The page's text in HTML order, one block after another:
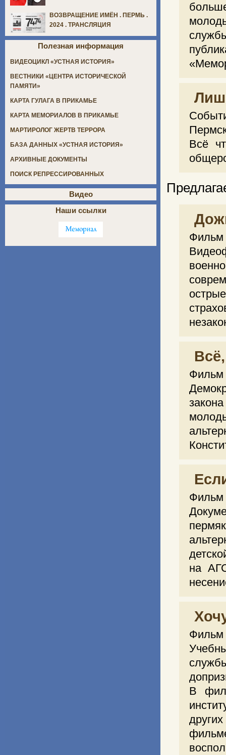
Всё
Фильм
Фильм
Фильм
на
Фильм
В
ВОЗВРАЩЕНИЕ ИМЁН . ПЕРМЬ .
2024 . ТРАНСЛЯЦИЯ
Полезная информация
ВИДЕОЦИКЛ «УСТНАЯ ИСТОРИЯ»
ВЕСТНИКИ «ЦЕНТРА ИСТОРИЧЕСКОЙ
ПАМЯТИ»
КАРТА ГУЛАГА В ПРИКАМЬЕ
КАРТА МЕМОРИАЛОВ В ПРИКАМЬЕ
МАРТИРОЛОГ ЖЕРТВ ТЕРРОРА
БАЗА ДАННЫХ «УСТНАЯ ИСТОРИЯ»
АРХИВНЫЕ ДОКУМЕНТЫ
ПОИСК РЕПРЕССИРОВАННЫХ
Видео
Наши ссылки